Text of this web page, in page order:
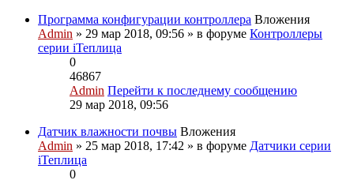
Программа конфигурации контроллера Вложения
Admin » 29 мар 2018, 09:56 » в форуме Контроллеры
серии iТеплица
0
46867
Admin Перейти к последнему сообщению
29 мар 2018, 09:56
Датчик влажности почвы Вложения
Admin » 25 мар 2018, 17:42 » в форуме Датчики серии
iТеплица
0